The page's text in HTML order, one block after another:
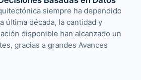
siempre ha dependido
última década, la cantidad y
disponible han alcanzado un
gracias a grandes Avances